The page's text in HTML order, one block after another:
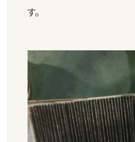
す。